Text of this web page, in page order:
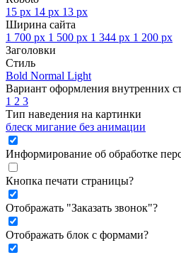
15 px 14 px 13 px
Ширина сайта
1 700 px 1 500 px 1 344 px 1 200 px
Заголовки
Стиль
Bold Normal Light
Вариант оформления внутренних
1 2 3
Тип наведения на картинки
блеск мигание без анимации
Информирование об обработке
Кнопка печати страницы?
Отображать "Заказать звонок"?
Отображать блок с формами?